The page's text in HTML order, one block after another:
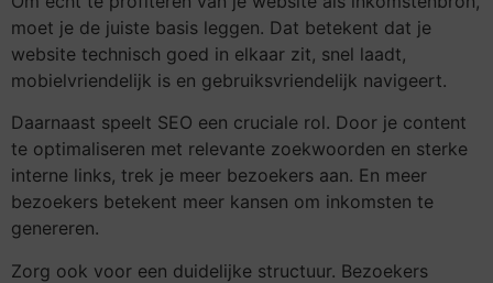
moet je de juiste basis leggen. Dat betekent dat je
website technisch goed in elkaar zit, snel laadt,
mobielvriendelijk is en gebruiksvriendelijk navigeert.
Daarnaast speelt SEO een cruciale rol. Door je content
te optimaliseren met relevante zoekwoorden en sterke
interne links, trek je meer bezoekers aan. En meer
bezoekers betekent meer kansen om inkomsten te
genereren.
Zorg ook voor een duidelijke structuur. Bezoekers